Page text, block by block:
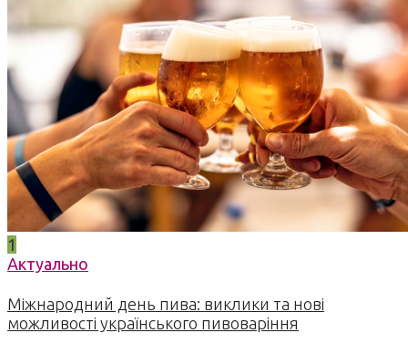
1
Актуально
Міжнародний день пива: виклики та нові
можливості українського пивоваріння